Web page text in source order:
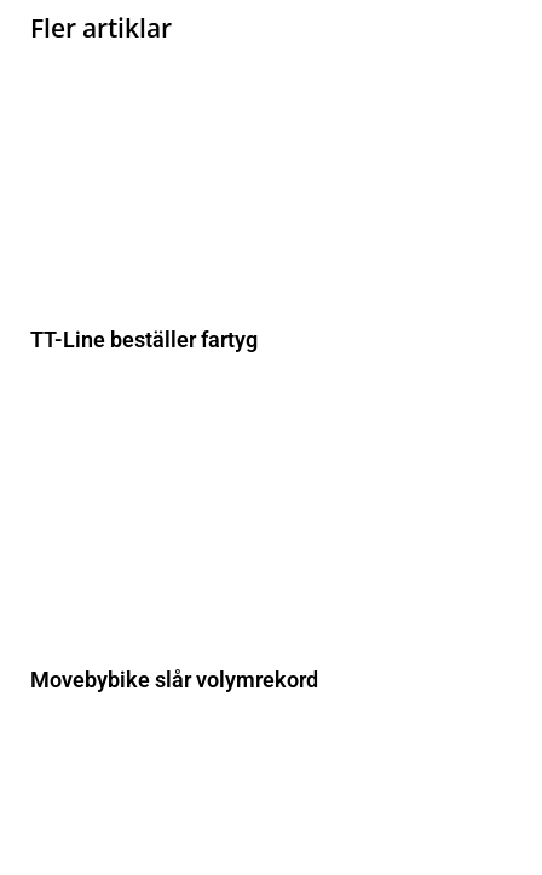
Fler artiklar
TT-Line beställer fartyg
Movebybike slår volymrekord